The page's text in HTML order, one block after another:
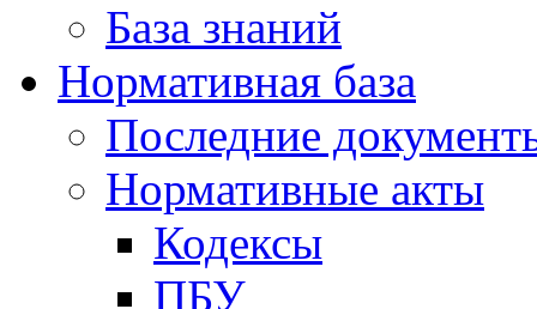
База знаний
Нормативная база
Последние
Нормативные акты
Кодексы
ПБУ